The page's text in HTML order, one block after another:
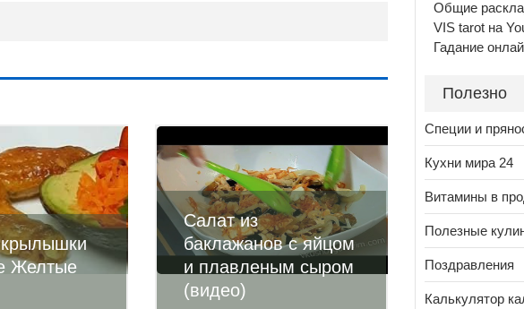
Желтые
Салат из
баклажанов с яйцом
и плавленым сыром
(видео)
Общие
VIS tarot на
Гадание
Полезно
Специи и
Кухни мира 24
Витамины в
Полезные
Поздравления
Калькулятор